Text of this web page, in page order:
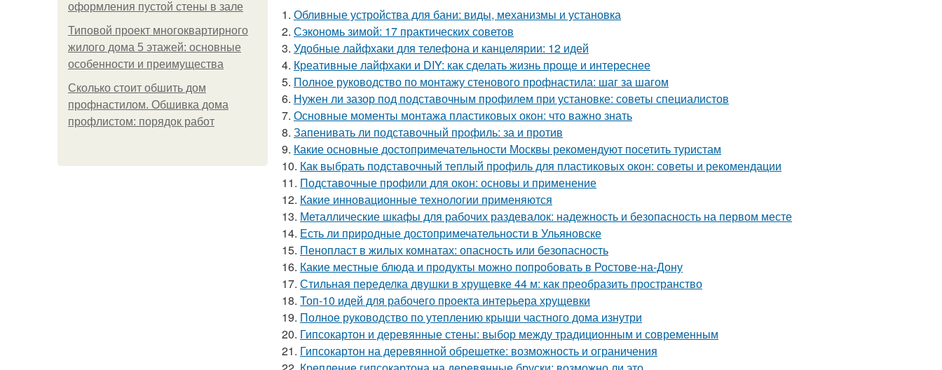
оформления пустой стены в зале
Типовой проект многоквартирного
жилого дома 5 этажей: основные
особенности и преимущества
Сколько стоит обшить дом
профнастилом. Обшивка дома
профлистом: порядок работ
1. Обливные устройства для бани: виды, механизмы и установка
2. Сэкономь зимой: 17 практических советов
3. Удобные лайфхаки для телефона и канцелярии: 12 идей
4. Креативные лайфхаки и DIY: как сделать жизнь проще и интереснее
5. Полное руководство по монтажу стенового профнастила: шаг за шагом
6. Нужен ли зазор под подставочным профилем при установке: советы специалистов
7. Основные моменты монтажа пластиковых окон: что важно знать
8. Запенивать ли подставочный профиль: за и против
9. Какие основные достопримечательности Москвы рекомендуют посетить туристам
10. Как выбрать подставочный теплый профиль для пластиковых окон: советы и рекомендации
11. Подставочные профили для окон: основы и применение
12. Какие инновационные технологии применяются
13. Металлические шкафы для рабочих раздевалок: надежность и безопасность на первом месте
14. Есть ли природные достопримечательности в Ульяновске
15. Пенопласт в жилых комнатах: опасность или безопасность
16. Какие местные блюда и продукты можно попробовать в Ростове-на-Дону
17. Стильная переделка двушки в хрущевке 44 м: как преобразить пространство
18. Топ-10 идей для рабочего проекта интерьера хрущевки
19. Полное руководство по утеплению крыши частного дома изнутри
20. Гипсокартон и деревянные стены: выбор между традиционным и современным
21. Гипсокартон на деревянной обрешетке: возможность и ограничения